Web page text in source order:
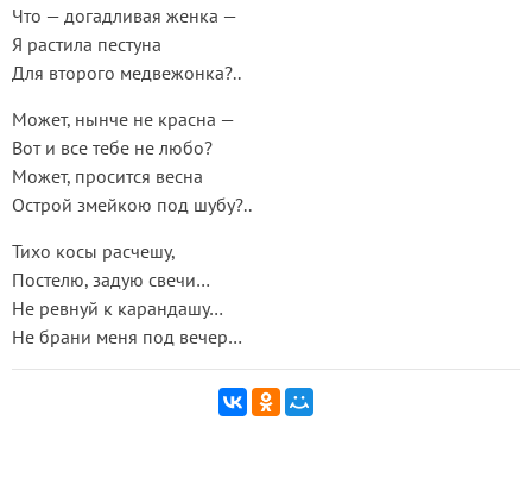
Что — догадливая женка —
Я растила пестуна
Для второго медвежонка?..
Может, нынче не красна —
Вот и все тебе не любо?
Может, просится весна
Острой змейкою под шубу?..
Тихо косы расчешу,
Постелю, задую свечи…
Не ревнуй к карандашу…
Не брани меня под вечер…